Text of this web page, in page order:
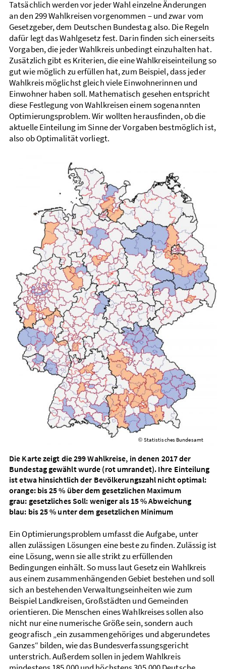
Tatsächlich werden vor jeder Wahl einzelne Änderungen
an den 299 Wahlkreisen vor­genommen – und zwar vom
Gesetz­geber, dem Deutschen Bundes­tag also. Die Regeln
dafür legt das Wahl­gesetz fest. Darin finden sich einer­seits
Vorgaben, die jeder Wahl­kreis unbedingt einzuhalten hat.
Zusätzlich gibt es Kriterien, die eine Wahl­kreis­einteilung so
gut wie möglich zu erfüllen hat, zum Beispiel, dass jeder
Wahl­kreis möglichst gleich viele Einwohnerinnen und
Einwohner haben soll. Mathematisch gesehen entspricht
diese Fest­legung von Wahl­kreisen einem sogenannten
Optimierungs­problem. Wir wollten heraus­finden, ob die
aktuelle Einteilung im Sinne der Vorgaben bestmöglich ist,
also ob Optimalität vorliegt.
© Statistisches Bundesamt
Die Karte zeigt die 299 Wahl­kreise, in denen 2017 der
Bundes­tag gewählt wurde (rot umrandet). Ihre Einteilung
ist etwa hinsichtlich der Bevölkerungs­zahl nicht optimal:
orange: bis 25 % über dem gesetzlichen Maximum
grau: gesetzliches Soll: weniger als 15 % Abweichung
blau: bis 25 % unter dem gesetzlichen Minimum
Ein Optimierungsproblem umfasst die Aufgabe, unter
allen zulässigen Lösungen eine beste zu finden. Zulässig ist
eine Lösung, wenn sie alle strikt zu erfüllenden
Bedingungen einhält. So muss laut Gesetz ein Wahl­kreis
aus einem zusammen­hängenden Gebiet bestehen und soll
sich an bestehenden Verwaltungs­einheiten wie zum
Beispiel Land­kreisen, Groß­städten und Gemeinden
orientieren. Die Menschen eines Wahl­kreises sollen also
nicht nur eine numerische Größe sein, sondern auch
geografisch „ein zusammen­gehöriges und abgerundetes
Ganzes“ bilden, wie das Bundes­verfassungs­gericht
unterstrich. Außer­dem sollen in jedem Wahl­kreis